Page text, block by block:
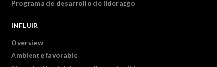
Programa de desarrollo de liderazgo
INFLUIR
Overview
Ambiente favorable